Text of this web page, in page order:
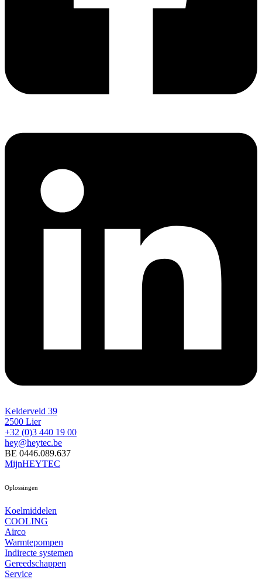
Kelderveld 39
2500 Lier
+32 (0)3 440 19 00
hey@heytec.be
BE 0446.089.637
MijnHEYTEC
Oplossingen
Koelmiddelen
COOLING
Airco
Warmtepompen
Indirecte systemen
Gereedschappen
Service